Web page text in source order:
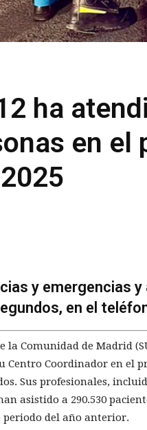
ha
en el
y emergencias
en el
la Comunidad de Madrid
Centro Coordinador en el
Sus profesionales,
asistido a 290.530
periodo del año anterior.